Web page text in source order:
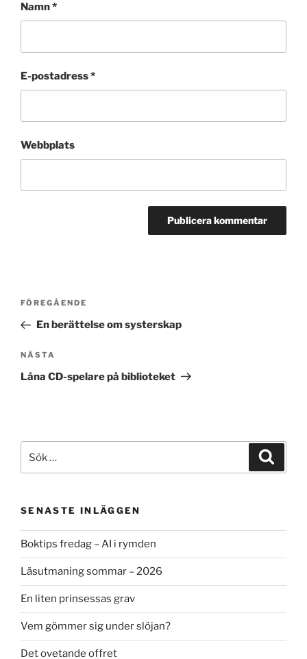
Namn*
E-postadress*
Webbplats
Inläggsnavigering
Föregående
inlägg
FÖREGÅENDE
En berättelse om systerskap
Nästa
inlägg
NÄSTA
Låna CD-spelare på biblioteket
efter:
SENASTE INLÄGGEN
Boktips fredag – AI i rymden
Läsutmaning sommar – 2026
En liten prinsessas grav
Vem gömmer sig under slöjan?
Det ovetande offret